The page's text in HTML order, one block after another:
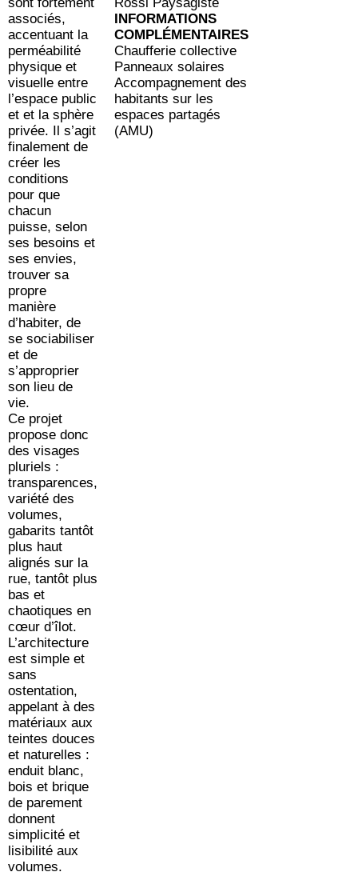
sont fortement
associés,
accentuant la
perméabilité
physique et
visuelle entre
l’espace public
et et la sphère
privée. Il s’agit
finalement de
créer les
conditions
pour que
chacun
puisse, selon
ses besoins et
ses envies,
trouver sa
propre
manière
d’habiter, de
se sociabiliser
et de
s’approprier
son lieu de
vie.
Ce projet
propose donc
des visages
pluriels :
transparences,
variété des
volumes,
gabarits tantôt
plus haut
alignés sur la
rue, tantôt plus
bas et
chaotiques en
cœur d’îlot.
L’architecture
est simple et
sans
ostentation,
appelant à des
matériaux aux
teintes douces
et naturelles :
enduit blanc,
bois et brique
de parement
donnent
simplicité et
lisibilité aux
volumes.
Rossi Paysagiste
INFORMATIONS
COMPLÉMENTAIRES
Chaufferie collective
Panneaux solaires
Accompagnement des
habitants sur les
espaces partagés
(AMU)